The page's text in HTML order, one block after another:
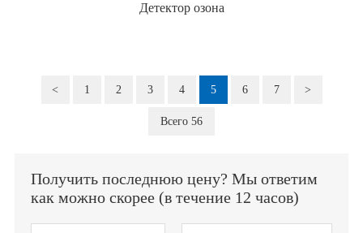
Детектор озона
< 1 2 3 4 5 6 7 >
Всего 56
Получить последнюю цену? Мы ответим
как можно скорее (в течение 12 часов)